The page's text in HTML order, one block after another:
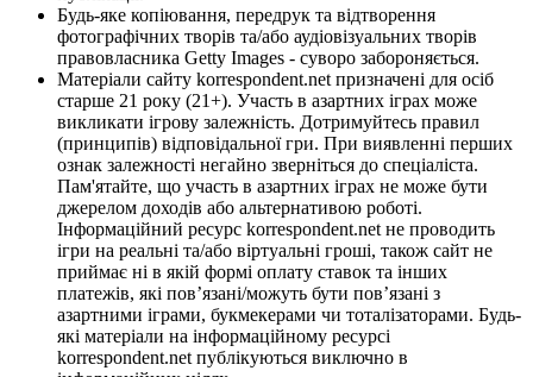
Будь-яке копіювання, передрук та відтворення
фотографічних творів та/або аудіовізуальних творів
правовласника Getty Images - суворо забороняється.
Матеріали сайту korrespondent.net призначені для осіб
старше 21 року (21+). Участь в азартних іграх може
викликати ігрову залежність. Дотримуйтесь правил
(принципів) відповідальної гри. При виявленні перших
ознак залежності негайно зверніться до спеціаліста.
Пам'ятайте, що участь в азартних іграх не може бути
джерелом доходів або альтернативою роботі.
Інформаційний ресурс korrespondent.net не проводить
ігри на реальні та/або віртуальні гроші, також сайт не
приймає ні в якій формі оплату ставок та інших
платежів, які пов’язані/можуть бути пов’язані з
азартними іграми, букмекерами чи тоталізаторами. Будь-
які матеріали на інформаційному ресурсі
korrespondent.net публікуються виключно в